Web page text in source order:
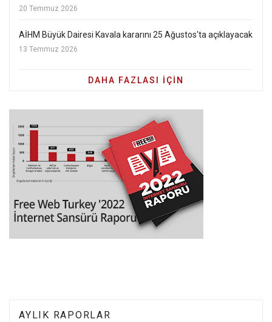
20 Temmuz 2026
AİHM Büyük Dairesi Kavala kararını 25 Ağustos'ta açıklayacak
13 Temmuz 2026
DAHA FAZLASI IÇIN
AYLIK RAPORLAR